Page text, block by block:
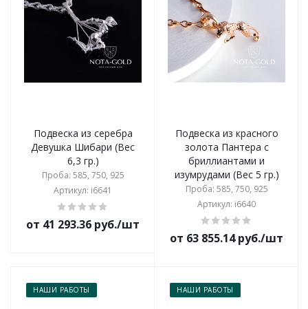
Подвеска из серебра
Девушка Шибари (Вес
6,3 гр.)
Проба: 585, 750, 925
Артикул: i6641
от 41 293.36 руб./шт
Подвеска из красного
золота Пантера с
бриллиантами и
изумрудами (Вес 5 гр.)
Проба: 585, 750, 925
Артикул: i6640
от 63 855.14 руб./шт
НАШИ РАБОТЫ НАШИ РАБОТЫ